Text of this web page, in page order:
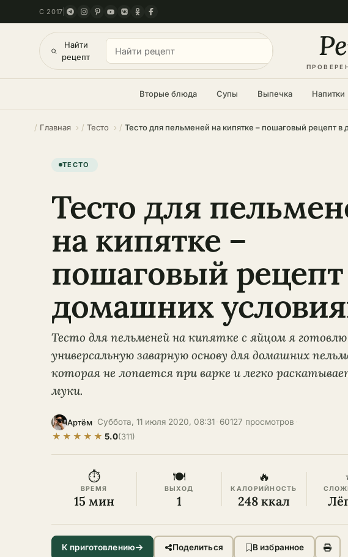
С 2017
Найти
рецепт
Вторые блюда Супы Выпечка Напитки
Главная Тесто
ТЕСТО
Тесто для
на кипятке –
пошаговый
домашних
Тесто для пельменей на кипятке с яйцом я
универсальную заварную основу для домашних
которая не лопается при варке и легко
муки.
Артём Суббота, 11 июля 2020, 08:31 60127 просмотров
★ ★ ★ ★ ★ 5.0(311)
⏱
ВРЕМЯ
15 мин
🍽
ВЫХОД
1
🔥
КАЛОРИЙНОСТЬ
248 ккал
К приготовлению Поделиться В избранное